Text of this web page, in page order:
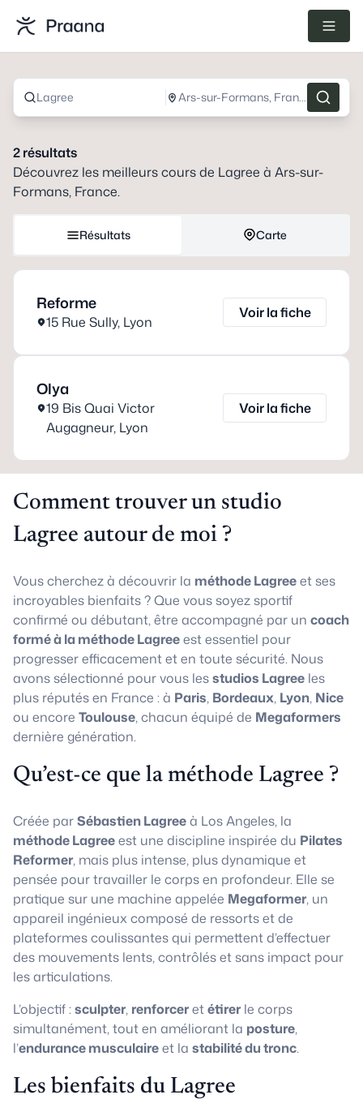
Lagree Ars-sur-Formans, France
2résultats
Découvrez les meilleurs cours de Lagree à Ars-sur-
Formans, France.
Résultats Carte
Reforme
15 Rue Sully, Lyon
Voir la fiche
Olya
19 Bis Quai Victor
Augagneur, Lyon
Voir la fiche
Comment trouver un studio
Lagree autour de moi ?
Vous cherchez à découvrir la méthode Lagreeet ses
incroyables bienfaits ? Que vous soyez sportif
confirmé ou débutant, être accompagné par un coach
formé à la méthode Lagreeest essentiel pour
progresser efficacement et en toute sécurité. Nous
avons sélectionné pour vous lesstudios Lagree les
plus réputés en France : à Paris, Bordeaux, Lyon, Nice
ou encore Toulouse, chacun équipé de Megaformers
dernière génération.
Qu’est-ce que la méthode Lagree ?
Créée parSébastien Lagreeà Los Angeles, la
méthode Lagreeest une discipline inspirée du Pilates
Reformer, mais plus intense, plus dynamique et
pensée pour travailler le corps en profondeur. Elle se
pratique sur une machine appelée Megaformer, un
appareil ingénieux composé de ressorts et de
plateformes coulissantes qui permettent d’effectuer
des mouvements lents, contrôlés et sans impact pour
les articulations.
L’objectif :sculpter, renforceretétirerle corps
simultanément, tout en améliorant la posture,
l’endurance musculaireet la stabilité du tronc.
Les bienfaits du Lagree